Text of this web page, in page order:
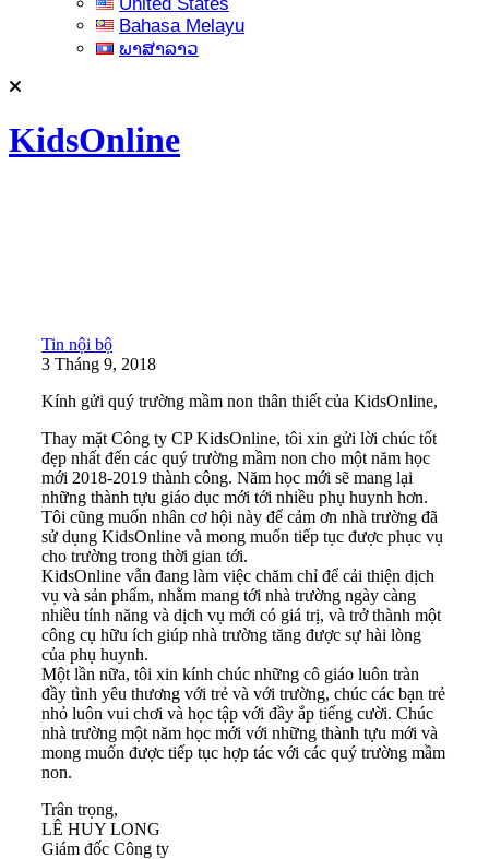
Bahasa Melayu
ພາສາລາວ
KidsOnline
Tin nội bộ
3 Tháng 9, 2018
Kính gửi quý trường mầm non thân thiết của KidsOnline,
Thay mặt Công ty CP KidsOnline, tôi xin gửi lời chúc tốt
đẹp nhất đến các quý trường mầm non cho một năm học
mới 2018-2019 thành công. Năm học mới sẽ mang lại
những thành tựu giáo dục mới tới nhiều phụ huynh hơn.
Tôi cũng muốn nhân cơ hội này để cảm ơn nhà trường đã
sử dụng KidsOnline và mong muốn tiếp tục được phục vụ
cho trường trong thời gian tới.
KidsOnline vẫn đang làm việc chăm chỉ để cải thiện dịch
vụ và sản phẩm, nhằm mang tới nhà trường ngày càng
nhiều tính năng và dịch vụ mới có giá trị, và trở thành một
công cụ hữu ích giúp nhà trường tăng được sự hài lòng
của phụ huynh.
Một lần nữa, tôi xin kính chúc những cô giáo luôn tràn
đầy tình yêu thương với trẻ và với trường, chúc các bạn trẻ
nhỏ luôn vui chơi và học tập với đầy ắp tiếng cười. Chúc
nhà trường một năm học mới với những thành tựu mới và
mong muốn được tiếp tục hợp tác với các quý trường mầm
non.
Trân trọng,
LÊ HUY LONG
Giám đốc Công ty